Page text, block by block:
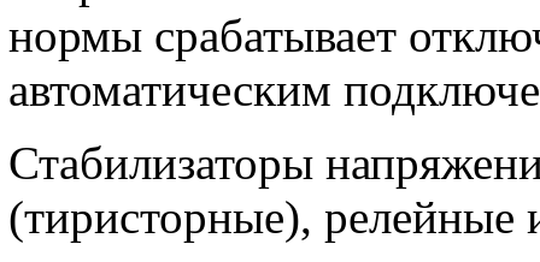
нормы срабатывает
автоматическим
Стабилизаторы
(тиристорные), релейные